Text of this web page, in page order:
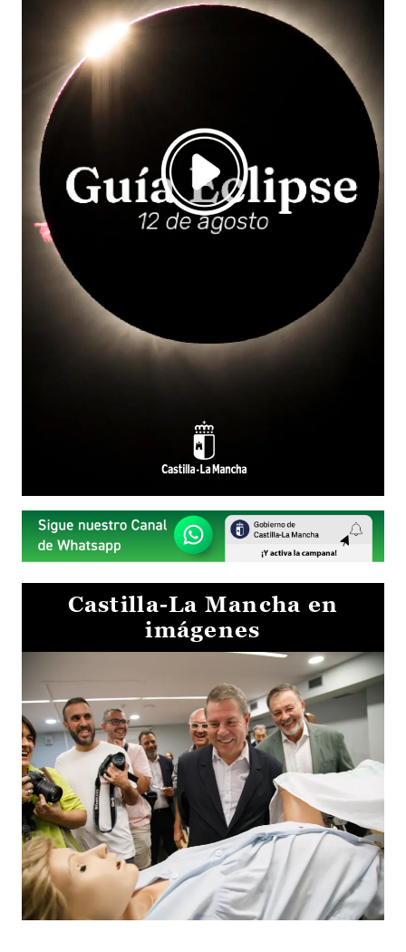
Castilla-La Mancha en
imágenes